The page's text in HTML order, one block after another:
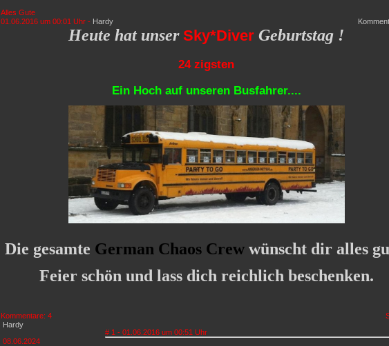
Alles Gute
01.06.2016 um 00:01 Uhr - Hardy
Heute hat unser Sky*Diver Geburtstag !
24 zigsten
Ein Hoch auf unseren Busfahrer....
Die gesamte German Chaos Crewwünscht dir alles
Feier schön und lass dich reichlich beschenken.
Kommentare: 4
Hardy
08.06.2024
# 1 - 01.06.2016 um 00:51 Uhr